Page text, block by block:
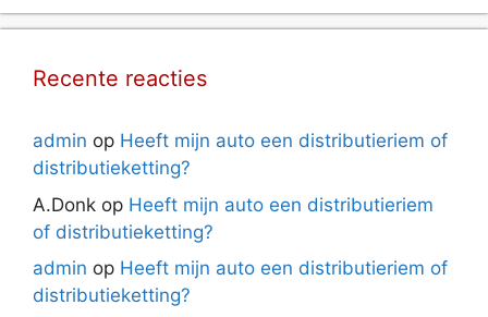
Recente reacties
admin op Heeft mijn auto een distributieriem of
distributieketting?
A.Donk op Heeft mijn auto een distributieriem
of distributieketting?
admin op Heeft mijn auto een distributieriem of
distributieketting?